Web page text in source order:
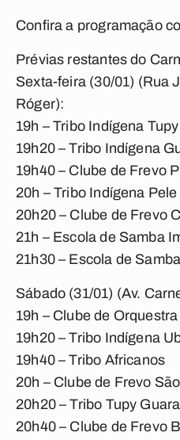
Confira a programação
Prévias restantes do
Sexta-feira (30/01) (Rua
Róger):
19h – Tribo Indígena
19h20 – Tribo Indígena
19h40 – Clube de Frevo
20h – Tribo Indígena
20h20 – Clube de Frevo
21h – Escola de Samba
21h30 – Escola de
Sábado (31/01) (Av.
19h – Clube de
19h20 – Tribo Indígena
19h40 – Tribo Africanos
20h – Clube de Frevo
20h20 – Tribo Tupy
20h40 – Clube de Frevo